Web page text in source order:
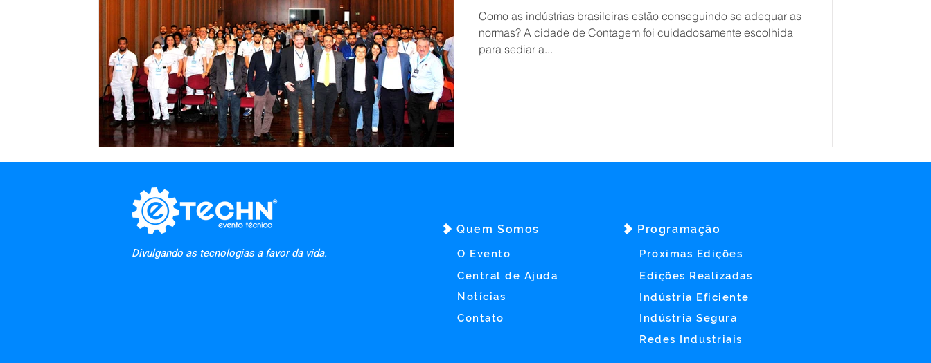
Como as indústrias brasileiras estão conseguindo se adequar as
normas? A cidade de Contagem foi cuidadosamente escolhida
para sediar a...
Divulgando as tecnologias a favor da vida.
Quem Somos
O Evento
Central de Ajuda
Notícias
Contato
Programação
Próximas Edições
Edições Realizadas
Indústria Eficiente
Indústria Segura
Redes Industriais